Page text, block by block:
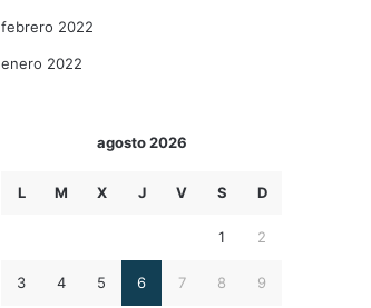
febrero 2022
enero 2022
agosto 2026
L M X J V S D
1 2
3 4 5 6 7 8 9